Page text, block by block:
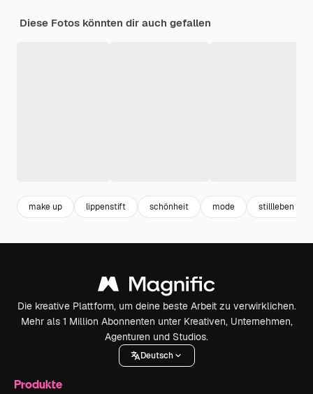
Diese Fotos könnten dir auch gefallen
make up lippenstift schönheit mode stillleben
Die kreative Plattform, um deine beste Arbeit zu verwirklichen.
Mehr als 1 Million Abonnenten unter Kreativen, Unternehmen,
Agenturen und Studios.
Deutsch
Produkte